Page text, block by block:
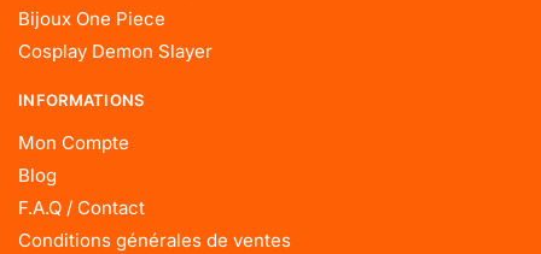
Bijoux One Piece
Cosplay Demon Slayer
INFORMATIONS
Mon Compte
Blog
F.A.Q / Contact
Conditions générales de ventes